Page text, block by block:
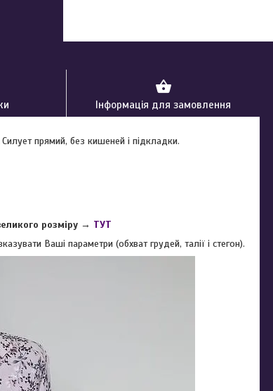
Інформація для замовлення
прямий, без кишеней і підкладки.
розміру → ТУТ
Ваші параметри (обхват грудей, талії і стегон).